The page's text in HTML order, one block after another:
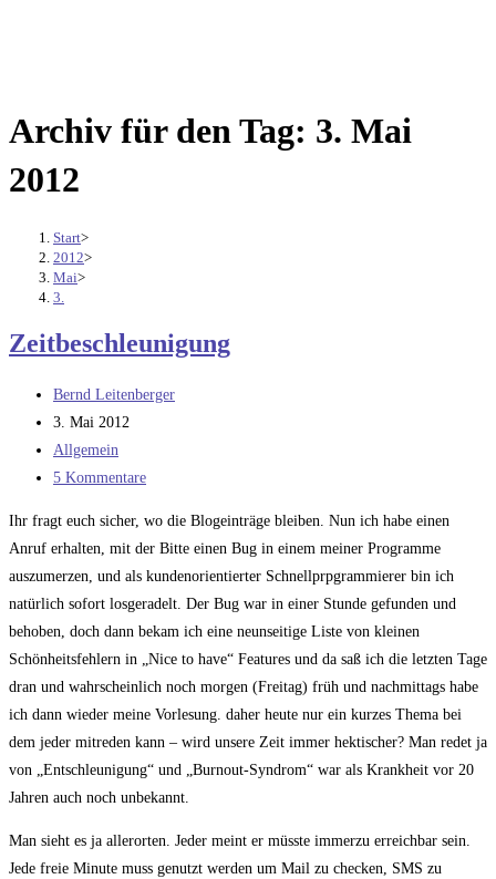
Archiv für den Tag: 3. Mai
2012
Start>
2012>
Mai>
3.
Zeitbeschleunigung
Beitrags-
Autor:
Bernd Leitenberger
Beitrag
veröffentlicht:
3. Mai 2012
Beitrags-
Kategorie:
Allgemein
Beitrags-
5 Kommentare
Ihr fragt euch sicher, wo die Blogeinträge bleiben. Nun ich habe einen
Anruf erhalten, mit der Bitte einen Bug in einem meiner Programme
auszumerzen, und als kundenorientierter Schnellprpgrammierer bin ich
natürlich sofort losgeradelt. Der Bug war in einer Stunde gefunden und
behoben, doch dann bekam ich eine neunseitige Liste von kleinen
Schönheitsfehlern in „Nice to have“ Features und da saß ich die letzten Tage
dran und wahrscheinlich noch morgen (Freitag) früh und nachmittags habe
ich dann wieder meine Vorlesung. daher heute nur ein kurzes Thema bei
dem jeder mitreden kann – wird unsere Zeit immer hektischer? Man redet ja
von „Entschleunigung“ und „Burnout-Syndrom“ war als Krankheit vor 20
Jahren auch noch unbekannt.
Man sieht es ja allerorten. Jeder meint er müsste immerzu erreichbar sein.
Jede freie Minute muss genutzt werden um Mail zu checken, SMS zu